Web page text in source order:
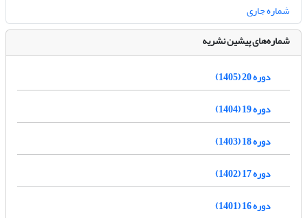
شماره جاری
شماره‌های پیشین نشریه
دوره 20 (1405)
دوره 19 (1404)
دوره 18 (1403)
دوره 17 (1402)
دوره 16 (1401)